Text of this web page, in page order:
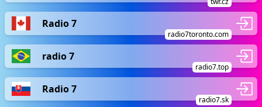
Radio 7
radio7toronto.com
radio 7
radio7.top
Radio 7
radio7.sk